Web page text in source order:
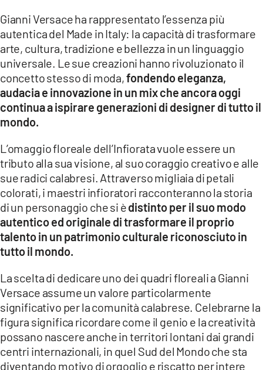
App
ANDROID
APPLE
Gianni Versaceha rappresentato l’essenza più
autentica del Made in Italy: la capacità di trasformare
arte, cultura, tradizione e bellezza in un linguaggio
universale. Le sue creazioni hanno rivoluzionato il
concetto stesso di moda,fondendo eleganza,
audacia e innovazione in un mix che ancora oggi
continua a ispirare generazioni di designer di tutto il
mondo.
L’omaggio floreale dell’Infiorata vuole essere un
tributo alla sua visione, al suo coraggio creativo e alle
sue radici calabresi. Attraverso migliaia di petali
colorati, i maestri infioratori racconteranno la storia
di un personaggio che si èdistinto per il suo modo
autentico ed originale di trasformare il proprio
talento in un patrimonio culturale riconosciuto in
tutto il mondo.
La scelta di dedicare uno dei quadri floreali a Gianni
Versace assume un valore particolarmente
significativo per la comunità calabrese. Celebrarne la
figura significa ricordare come il genio e la creatività
possano nascere anche in territori lontani dai grandi
centri internazionali, in quel Sud del Mondo che sta
diventando motivo di orgoglio e riscatto per intere